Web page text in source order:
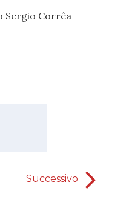
Sergio Corrêa
Successivo